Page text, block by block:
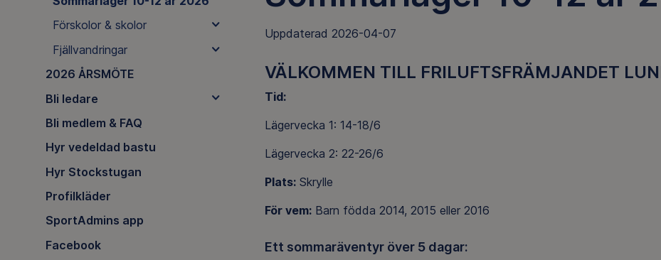
Förskolor & skolor
Fjällvandringar
2026 ÅRSMÖTE
Bli ledare
Bli medlem & FAQ
Hyr vedeldad bastu
Hyr Stockstugan
Profilkläder
SportAdmins app
Facebook
Uppdaterad 2026-04-07
VÄLKOMMEN TILL FRILUFTSFRÄMJANDET
Tid:
Lägervecka 1: 14-18/6
Lägervecka 2: 22-26/6
Plats: Skrylle
För vem: Barn födda 2014, 2015 eller 2016
Ett sommaräventyr över 5 dagar: